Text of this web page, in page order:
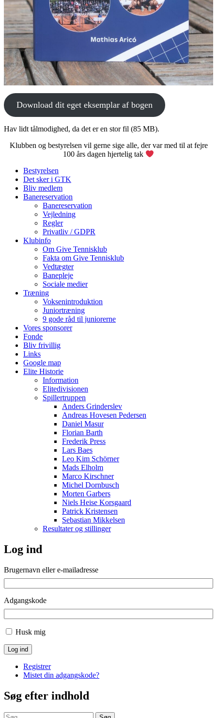
Download dit eget eksemplar af bogen
Hav lidt tålmodighed, da det er en stor fil (85 MB).
Klubben og bestyrelsen vil gerne sige alle, der var med til at fejre
100 års dagen hjertelig tak
Bestyrelsen
Det sker i GTK
Bliv medlem
Banereservation
Banereservation
Vejledning
Regler
Privatliv / GDPR
Klubinfo
Om Give Tennisklub
Fakta om Give Tennisklub
Vedtægter
Banepleje
Sociale medier
Træning
Voksenintroduktion
Juniortræning
9 gode råd til juniorerne
Vores sponsorer
Fonde
Bliv frivillig
Links
Google map
Elite Historie
Information
Elitedivisionen
Spillertruppen
Anders Grinderslev
Andreas Hovesen Pedersen
Daniel Masur
Florian Barth
Frederik Press
Lars Baes
Leo Kim Schörner
Mads Elholm
Marco Kirschner
Michel Dornbusch
Morten Garbers
Niels Heise Korsgaard
Patrick Kristensen
Sebastian Mikkelsen
Resultater og stillinger
Log ind
Brugernavn eller e-mailadresse
Adgangskode
Husk mig
Log ind
Registrer
Mistet din adgangskode?
Søg efter indhold
Søg